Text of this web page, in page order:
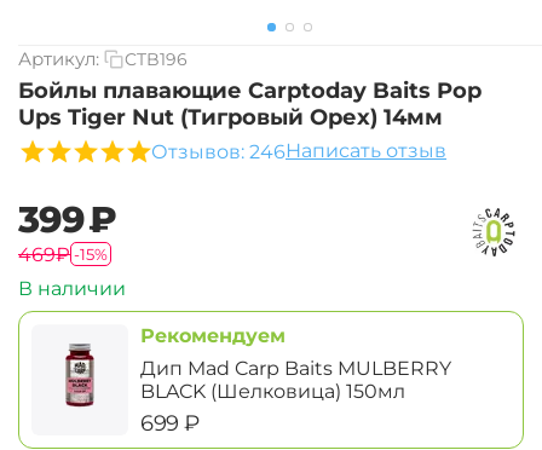
Артикул: CTB196
Бойлы плавающие Carptoday Baits Pop
Ups Tiger Nut (Тигровый Орех) 14мм
Отзывов: 246Написать отзыв
‍399‍₽
‍469‍₽-15%
В наличии
Рекомендуем
Дип Mad Carp Baits MULBERRY
BLACK (Шелковица) 150мл
‍699‍ ₽